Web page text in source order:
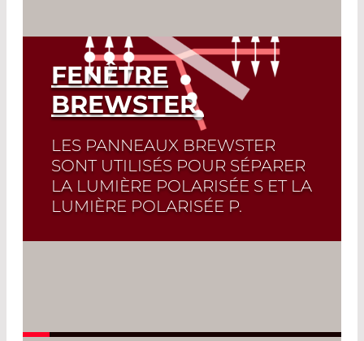
FENÊTRE
BREWSTER
LES PANNEAUX BREWSTER
SONT UTILISÉS POUR SÉPARER
LA LUMIÈRE POLARISÉE S ET LA
LUMIÈRE POLARISÉE P.
Les fenêtres Brewster ont une forme
réflexion est entièrement transmise à